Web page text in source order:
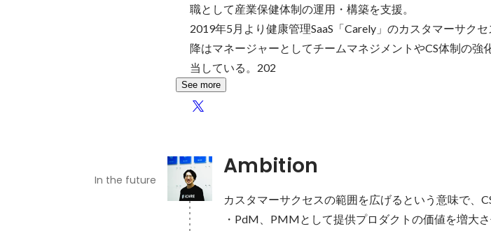
職として産業保健体制の運用・構築を支援。
2019年5月より健康管理SaaS「Carely」のカスタマーサク
降はマネージャーとしてチームマネジメントやCS体制の強
当している。202
See more
Ambition
In the future
カスタマーサクセスの範囲を広げるという意味で、
・PdM、PMMとして提供プロダクトの価値を増大